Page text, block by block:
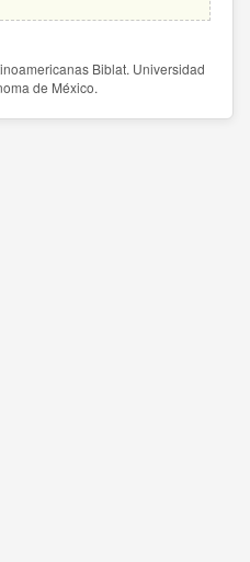
Biblat. Universidad
de México.